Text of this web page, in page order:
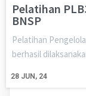
Pelatihan
BNSP
28 JUN, 24
Pelatihan
berhasil